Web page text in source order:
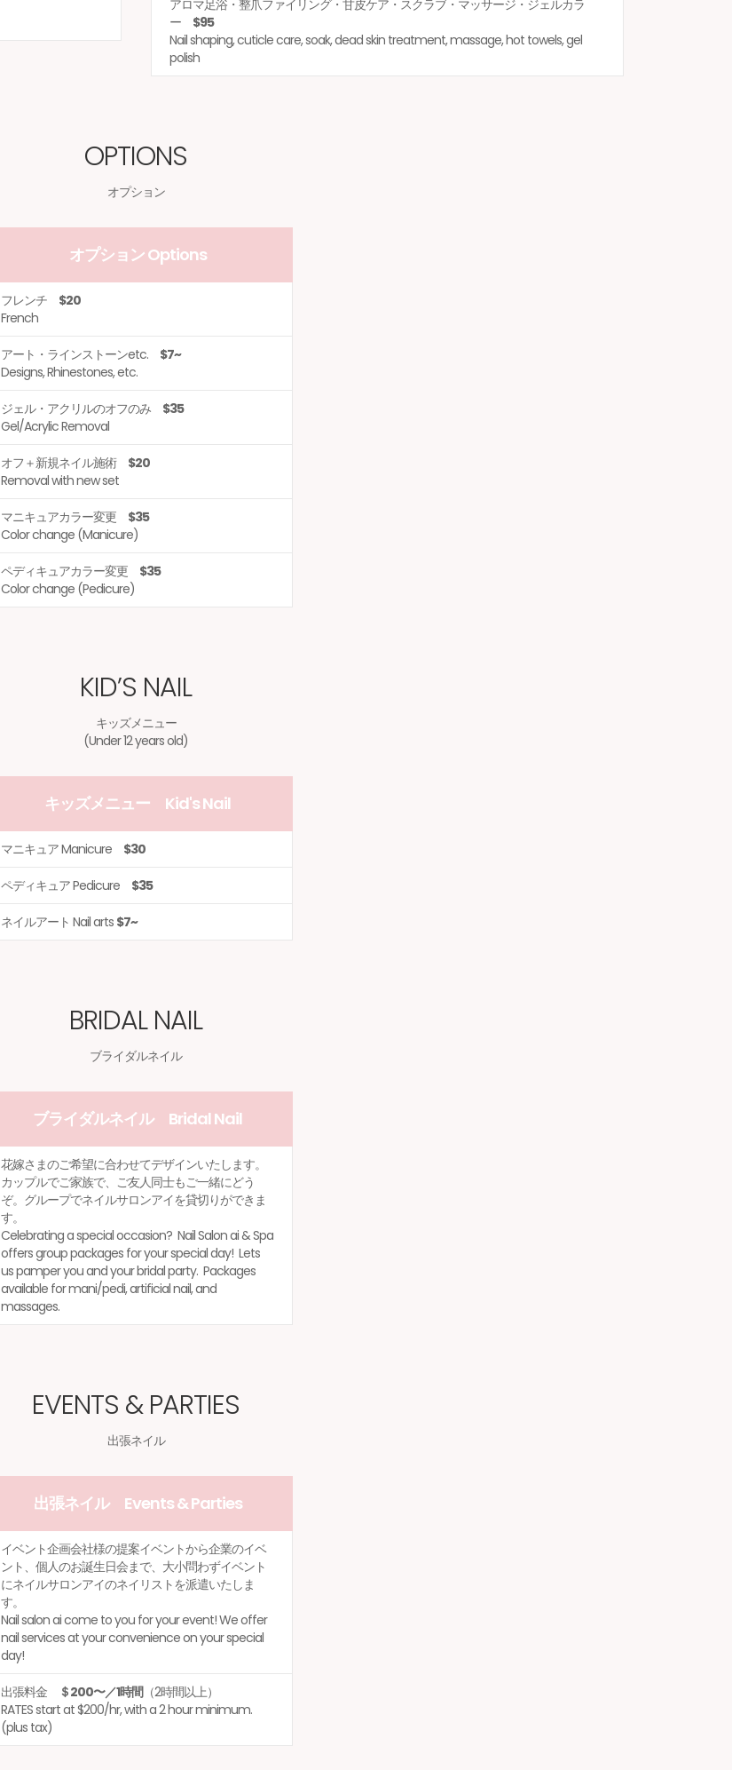
アロマ足浴・整爪ファイリング・甘皮ケア・スクラブ・マッサージ・ジェルカラ
ー $95
Nail shaping, cuticle care, soak, dead skin treatment, massage, hot towels, gel
polish
OPTIONS
オプション
オプション Options
フレンチ $20
French
アート・ラインストーンetc. $7~
Designs, Rhinestones, etc.
ジェル・アクリルのオフのみ $35
Gel/Acrylic Removal
オフ＋新規ネイル施術 $20
Removal with new set
マニキュアカラー変更 $35
Color change (Manicure)
ペディキュアカラー変更 $35
Color change (Pedicure)
KID’S NAIL
キッズメニュー
(Under 12 years old)
キッズメニュー Kid's Nail
マニキュア Manicure $30
ペディキュア Pedicure $35
ネイルアート Nail arts $7~
BRIDAL NAIL
ブライダルネイル
ブライダルネイル Bridal Nail
花嫁さまのご希望に合わせてデザインいたします。
カップルでご家族で、ご友人同士もご一緒にどう
ぞ。グループでネイルサロンアイを貸切りができま
す。
Celebrating a special occasion? Nail Salon ai & Spa
offers group packages for your special day! Lets
us pamper you and your bridal party. Packages
available for mani/pedi, artificial nail, and
massages.
EVENTS & PARTIES
出張ネイル
出張ネイル Events & Parties
イベント企画会社様の提案イベントから企業のイベ
ント、個人のお誕生日会まで、大小問わずイベント
にネイルサロンアイのネイリストを派遣いたしま
す。
Nail salon ai come to you for your event! We offer
nail services at your convenience on your special
day!
出張料金 ＄200〜／1時間（2時間以上）
RATES start at $200/hr, with a 2 hour minimum.
(plus tax)